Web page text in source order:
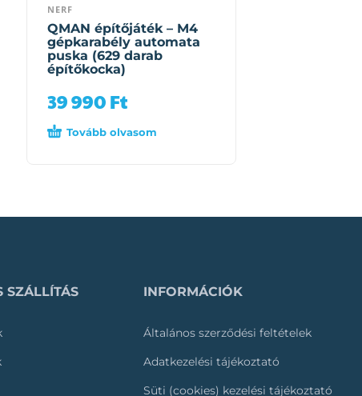
NERF
QMAN építőjáték – M4
gépkarabély automata
puska (629 darab
építőkocka)
39 990Ft
Tovább olvasom
SZÁLLÍTÁS INFORMÁCIÓK
Általános szerződési feltételek
Adatkezelési tájékoztató
Süti (cookies) kezelési tájékoztató